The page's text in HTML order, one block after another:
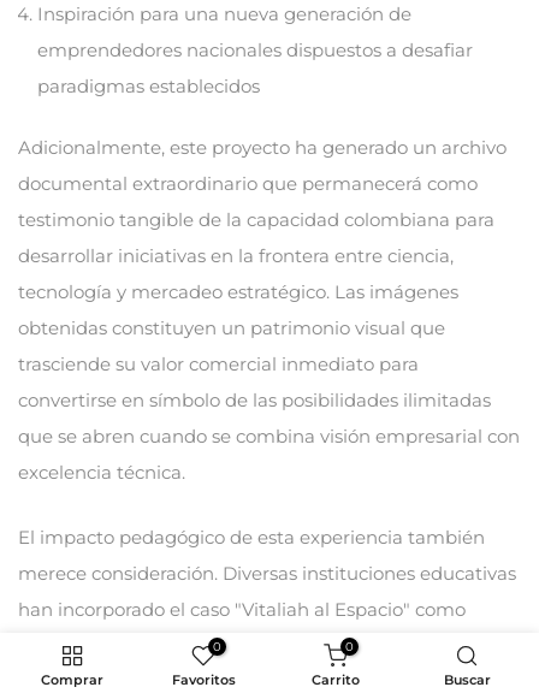
Inspiración para una nueva generación de
emprendedores nacionales dispuestos a desafiar
paradigmas establecidos
Adicionalmente, este proyecto ha generado un archivo
documental extraordinario que permanecerá como
testimonio tangible de la capacidad colombiana para
desarrollar iniciativas en la frontera entre ciencia,
tecnología y mercadeo estratégico. Las imágenes
obtenidas constituyen un patrimonio visual que
trasciende su valor comercial inmediato para
convertirse en símbolo de las posibilidades ilimitadas
que se abren cuando se combina visión empresarial con
excelencia técnica.
El impacto pedagógico de esta experiencia también
merece consideración. Diversas instituciones educativas
han incorporado el caso "Vitaliah al Espacio" como
estudio paradigmático en programas académicos
relacionados con innovación, biotecnología y marketing
Comprar
0
Favoritos
0
Carrito Buscar